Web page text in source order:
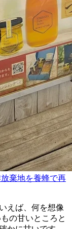
棄地を養蜂で再
えば、何を想像
の甘いところと